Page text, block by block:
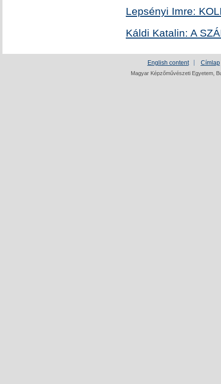
Lepsényi Imre:
Káldi Katalin: A
English content Címlap
Magyar Képzőművészeti Egyetem,